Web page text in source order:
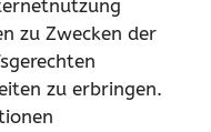
zu Zwecken der
zu erbringen.